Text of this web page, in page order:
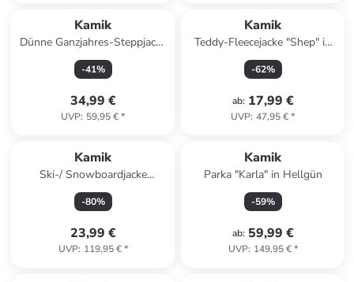
Kamik
Dünne Ganzjahres-Steppjacke
"Harley" in Lila/ Pink/ Ocker
-41%
34,99 €
UVP: 59,95 €*
Kamik
Teddy-Fleecejacke "Shep" in
Gelb/ Lila
-62%
ab: 17,99 €
UVP: 47,95 €*
Kamik
Ski-/ Snowboardjacke
"Whimsy" in Blau
-80%
23,99 €
UVP: 119,95 €*
Kamik
Parka "Karla" in Hellgün
-59%
ab: 59,99 €
UVP: 149,95 €*